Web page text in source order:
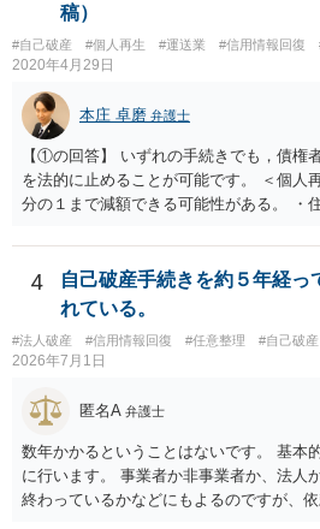
稿）
#自己破産 #個人再生 #運送業 #信用情報回復
2020年4月29日
本庄 卓磨 弁護士
【①の回答】 いずれの手続きでも，債権
を法的に止めることが可能です。 ＜個人
分の１まで減額できる可能性がある。 ・
理的抵抗が小さい（個人差あり）。 ＜自
の滞納分を除き，借金を返済する必要が
人再生・破産ともに，信用情報に事故情
ト）として登録されますので，５年～１
ことはできません。また，住宅や店舗を
通らなくなるため，保証人を立てて契約
す。 ・ご家族名義の財産を処分する必要
破産ともに，返済が困難な状況に陥って
場合が多いです。もっとも，手続き終了
できます。 ・個人再生・破産ともに，裁
報に掲載されます。そのため，第三者に
りませんが，官報をチェックしている人
4
自己破産手続きを約５年経っ
れている。
#法人破産 #信用情報回復 #任意整理 #自己破産
2026年7月1日
匿名A 弁護士
数年かかるということはないです。 基本
に行います。 事業者か非事業者か、法人
終わっているかなどにもよるのですが、